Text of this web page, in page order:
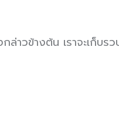
าวข้างต้น เราจะเก็